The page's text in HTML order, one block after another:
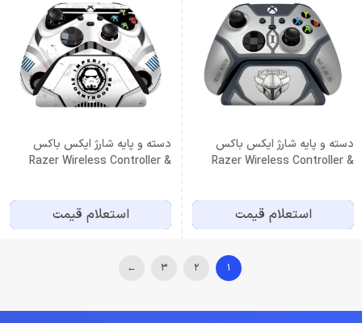
دسته و پایه شارژ ایکس باکس
Razer Wireless Controller &
Beskar Limited Edition
استعلام قیمت
دسته و پایه شارژ ایکس باکس
Razer Wireless Controller &
استعلام قیمت
1
2
3
←